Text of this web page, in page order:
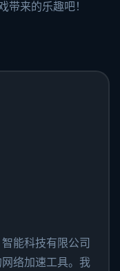
带来的乐趣吧！
能科技有限公司
络加速工具。我